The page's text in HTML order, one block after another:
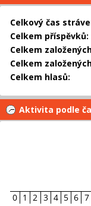
Celkový čas
Celkem příspěvků:
Celkem
Celkem
Celkem hlasů:
Aktivita podle
0 1 2 3 4 5 6 7